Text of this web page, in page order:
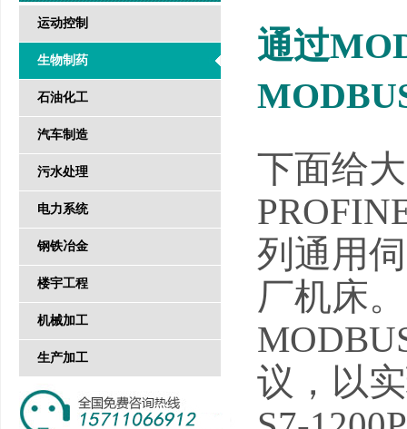
运动控制
生物制药
石油化工
汽车制造
污水处理
电力系统
钢铁冶金
楼宇工程
机械加工
生产加工
通过
下面给
列通用
厂机床
议，以